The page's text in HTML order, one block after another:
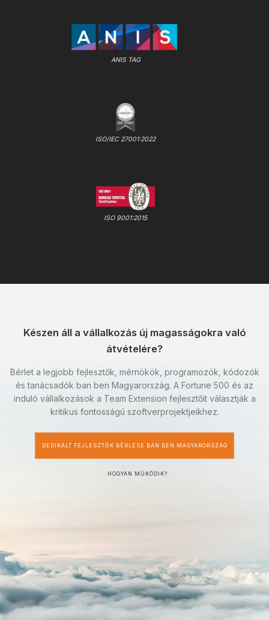
ANIS TAG
ISO/IEC 27001:2022
ISO 9001:2015
Készen áll a vállalkozás új magasságokra való
átvételére?
Bérlet a legjobb fejlesztők, mérnökök, programozók, kódozók
és tanácsadók ban ben Magyarország. A Fortune 500 és az
induló vállalkozások a Team Extension fejlesztőit választják a
kritikus fontosságú szoftverprojektjeikhez.
DEDIKÁLT FEJLESZTŐK BÉRLÉSE BAN BEN MAGYARORSZÁG
HOGYAN MŰKÖDIK?